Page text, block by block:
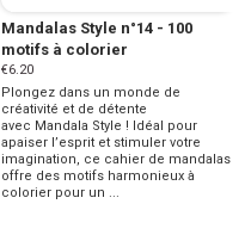
Mandalas Style n°14 - 100
motifs à colorier
€6.20
Plongez dans un monde de
créativité et de détente
avec Mandala Style ! Idéal pour
apaiser l’esprit et stimuler votre
imagination, ce cahier de mandalas
offre des motifs harmonieux à
colorier pour un ...